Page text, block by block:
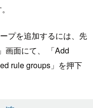
プを追加するには、先
画面にて、 「Add
rule groups」を押下